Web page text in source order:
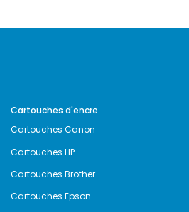
Cartouches d'encre
Cartouches Canon
Cartouches HP
Cartouches Brother
Cartouches Epson